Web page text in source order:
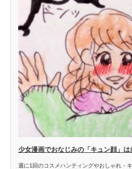
少女漫画でおなじみの「キュン顔」は
週に1回のコスメハンティングやおしゃれ・